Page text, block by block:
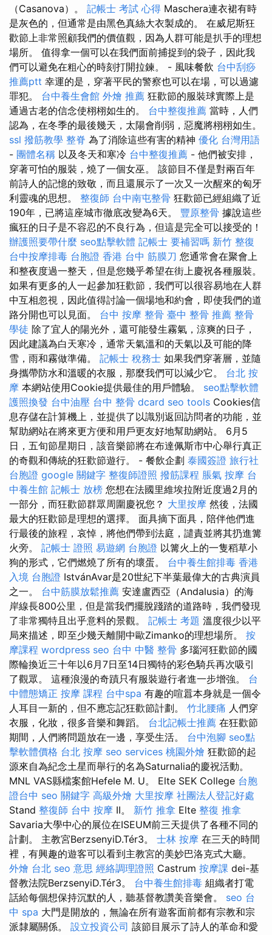
（Casanova）。 記帳士 考試 心得 Maschera連衣裙有時
是灰色的，但通常是由黑色真絲大衣製成的。 在威尼斯狂
歡節上非常照顧我們的價值觀，因為人群可能是扒手的理想
場所。 值得拿一個可以在我們面前捕捉到的袋子，因此我
們可以避免在粗心的時刻打開拉鍊。 - 風味餐飲 台中刮痧
推薦ptt 幸運的是，穿著平民的警察也可以在場，可以過濾
罪犯。 台中養生會館 外燴 推薦 狂歡節的服裝球實際上是
通過古老的信念使栩栩如生的。 台中整復推薦 當時，人們
認為，在冬季的最後幾天，太陽會削弱，惡魔將栩栩如生。
ssl 撥筋教學 整脊 為了消除這些有害的精神 優化 台灣用語
- 團體名稱 以及冬天和寒冷 台中整復推薦 - 他們被安排，
穿著可怕的服裝，燒了一個女巫。 該節目不僅是對兩百年
前詩人的記憶的致敬，而且還展示了一次又一次醒來的匈牙
利靈魂的思想。 整復師 台中南屯整骨 狂歡節已經組織了近
190年，已將這座城市徹底改變為6天。 豐原整骨 據說這些
瘋狂的日子是不容忍的不良行為，但這是完全可以接受的！
辦護照要帶什麼 seo點擊軟體 記帳士 要補習嗎 新竹 整復
台中按摩排毒 台胞證 香港 台中 筋膜刀 您通常會在聚會上
和整夜度過一整天，但是您幾乎希望在街上慶祝各種服裝。
如果有更多的人一起參加狂歡節，我們可以很容易地在人群
中互相忽視，因此值得討論一個場地和約會，即使我們的道
路分開也可以見面。 台中 按摩 整骨 臺中 整骨 推薦 整骨
學徒 除了宜人的陽光外，還可能發生霧氣，涼爽的日子，
因此建議為白天寒冷，通常天氣溫和的天氣以及可能的降
雪，雨和霧做準備。 記帳士 稅務士 如果我們穿著層，並隨
身攜帶防水和溫暖的衣服，那麼我們可以減少它。 台北 按
摩 本網站使用Cookie提供最佳的用戶體驗。 seo點擊軟體
護照換發 台中油壓 台中 整骨 dcard seo tools Cookies信
息存儲在計算機上，並提供了以識別返回訪問者的功能，並
幫助網站在將來更方便和用戶更友好地幫助網站。 6月5
日，五旬節星期日，該音樂節將在布達佩斯市中心舉行真正
的奇觀和傳統的狂歡節遊行。 - 餐飲企劃 泰國簽證 旅行社
台胞證 google 關鍵字 整復師證照 撥筋課程 脹氣 按摩 台
中養生館 記帳士 放榜 您想在法國里維埃拉附近度過2月的
一部分，而狂歡節群眾周圍慶祝您？ 大里按摩 然後，法國
最大的狂歡節是理想的選擇。 面具摘下面具，陪伴他們進
行最後的旅程，哀悼，將他們帶到法庭，譴責並將其扔進篝
火旁。 記帳士 證照 易遊網 台胞證 以篝火上的一隻稻草小
狗的形式，它們燃燒了所有的壞蛋。 台中養生館排毒 香港
入境 台胞證 IstvánAvar是20世紀下半葉最偉大的古典演員
之一。 台中筋膜放鬆推薦 安達盧西亞（Andalusia）的海
岸線長800公里，但是當我們擺脫踐踏的道路時，我們發現
了非常獨特且出乎意料的景觀。 記帳士 考題 溫度很少以平
局來描述，即至少幾天離開中歐Zimanko的理想場所。 按
摩課程 wordpress seo 台中 中醫 整骨 多瑙河狂歡節的國
際輪換近三十年以6月7日至14日獨特的彩色騎兵再次吸引
了觀眾。 這種浪漫的奇蹟只有服裝遊行者進一步增強。 台
中體態矯正 按摩 課程 台中spa 有趣的喧囂本身就是一個令
人耳目一新的，但不應忘記狂歡節計劃。 竹北腰痛 人們穿
衣服，化妝，很多音樂和舞蹈。 台北記帳士推薦 在狂歡節
期間，人們將問題放在一邊，享受生活。 台中泡腳 seo點
擊軟體價格 台北 按摩 seo services 桃園外燴 狂歡節的起
源來自為紀念土星而舉行的名為Saturnalia的慶祝活動。
MNL VAS縣檔案館Hefele M. U。 Elte SEK College 台胞
證台中 seo 關鍵字 高級外燴 大里按摩 社團法人登記好處
Stand 整復師 台中 按摩 II。 新竹 推拿 Elte 整復 推拿
Savaria大學中心的展位在ISEUM前三天提供了各種不同的
計劃。 主教宮BerzsenyiD.Tér3。 士林 按摩 在三天的時間
裡，有興趣的遊客可以看到主教宮的美妙巴洛克式大廳。
外燴 台北 seo 意思 經絡調理證照 Castrum 按摩課 dei-基
督教法院BerzsenyiD.Tér3。 台中養生館排毒 組織者打電
話給每個想保持沉默的人，聽基督教讚美音樂會。 seo 台
中 spa 大門是開放的，無論在所有遊客面前都有宗教和宗
派隸屬關係。 設立投資公司 該節目展示了詩人的革命和愛